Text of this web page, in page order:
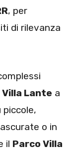
, per
di rilevanza
Villa Lante a
piccole,
o in
il Parco Villa